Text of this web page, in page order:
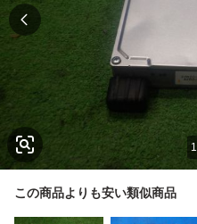
1
この商品よりも安い類似商品